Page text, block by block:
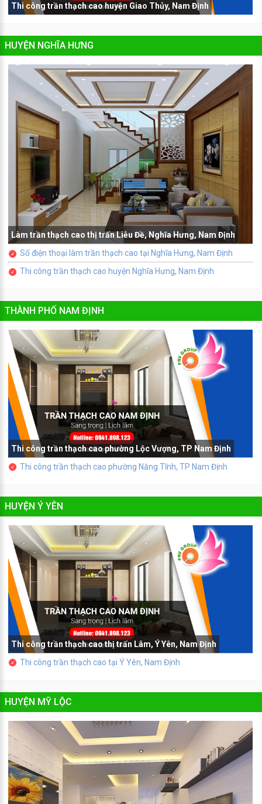
Thi công trần thạch cao huyện Giao Thủy, Nam Định
HUYỆN NGHĨA HƯNG
Làm trần thạch cao thị trấn Liễu Đề, Nghĩa Hưng, Nam Định
Số điện thoại làm trần thạch cao tại Nghĩa Hưng, Nam Định
Thi công trần thạch cao huyện Nghĩa Hưng, Nam Định
THÀNH PHỐ NAM ĐỊNH
Thi công trần thạch cao phường Lộc Vượng, TP Nam Định
Thi công trần thạch cao phường Năng Tĩnh, TP Nam Định
HUYỆN Ý YÊN
Thi công trần thạch cao thị trấn Lâm, Ý Yên, Nam Định
Thi công trần thạch cao tại Ý Yên, Nam Định
HUYỆN MỸ LỘC